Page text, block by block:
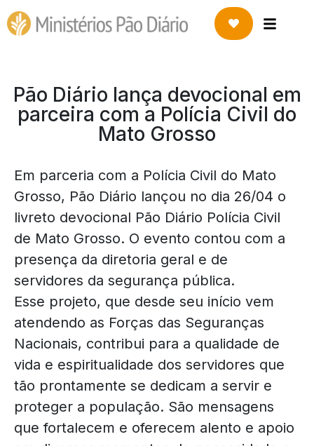
Pão Diário lança devocional em
parceira com a Polícia Civil do
Mato Grosso
Em parceria com a Polícia Civil do Mato
Grosso, Pão Diário lançou no dia 26/04 o
livreto devocional Pão Diário Polícia Civil
de Mato Grosso. O evento contou com a
presença da diretoria geral e de
servidores da segurança pública.
Esse projeto, que desde seu início vem
atendendo as Forças das Seguranças
Nacionais, contribui para a qualidade de
vida e espiritualidade dos servidores que
tão prontamente se dedicam a servir e
proteger a população. São mensagens
que fortalecem e oferecem alento e apoio